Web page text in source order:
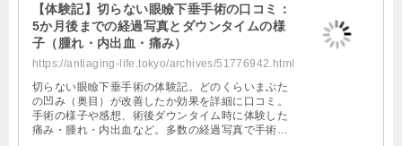
【体験記】切らない眼瞼下垂手術の口コミ：
5か月後までの経過写真とダウンタイムの様
子（腫れ・内出血・痛み）
https://antiaging-life.tokyo/archives/51776942.html
切らない眼瞼下垂手術の体験記。どのくらいまぶた
の凹み（奥目）が改善したか効果を詳細に口コミ。
手術の様子や感想、術後ダウンタイム時に体験した
痛み・腫れ・内出血など。多数の経過写真で手術5